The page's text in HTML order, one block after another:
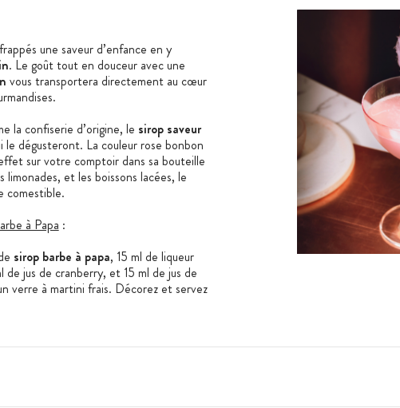
une saveur d’enfance en y
. Le goût tout en douceur avec une
vous transportera directement au cœur
la confiserie d’origine, le sirop saveur
le dégusteront. La couleur rose bonbon
sur votre comptoir dans sa bouteille
et les boissons lacées, le
comestible.
à Papa :
sirop barbe à papa, 15 ml de liqueur
jus de cranberry, et 15 ml de jus de
verre à martini frais. Décorez et servez
pouvez utiliser la